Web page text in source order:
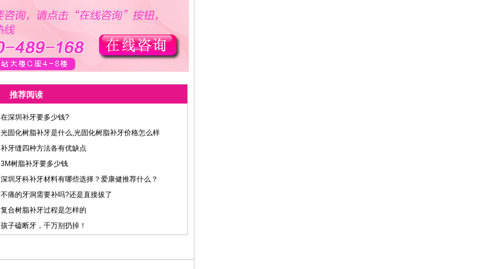
推荐阅读
在深圳补牙要多少钱?
光固化树脂补牙是什么,光固化树脂补牙价格怎么样
补牙缝四种方法各有优缺点
3M树脂补牙要多少钱
深圳牙科补牙材料有哪些选择？爱康健推荐什么？
不痛的牙洞需要补吗?还是直接拔了
复合树脂补牙过程是怎样的
孩子磕断牙，千万别扔掉！